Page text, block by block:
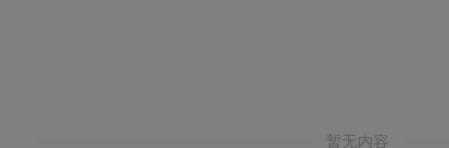
暂无内容